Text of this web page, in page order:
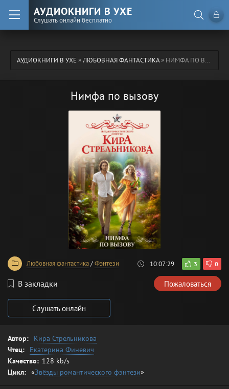
АУДИОКНИГИ В УХЕ
Слушать онлайн бесплатно
АУДИОКНИГИ В УХЕ»ЛЮБОВНАЯ ФАНТАСТИКА» НИМФА ПО ВЫЗОВУ
Нимфа по вызову
Любовная фантастика/Фэнтези 10:07:29 3 0
В закладки Пожаловаться
Слушать онлайн
Автор:
Кира Стрельникова
Чтец:
Екатерина Финевич
Качество: 128 kb/s
Цикл: «Звёзды романтического фэнтези»